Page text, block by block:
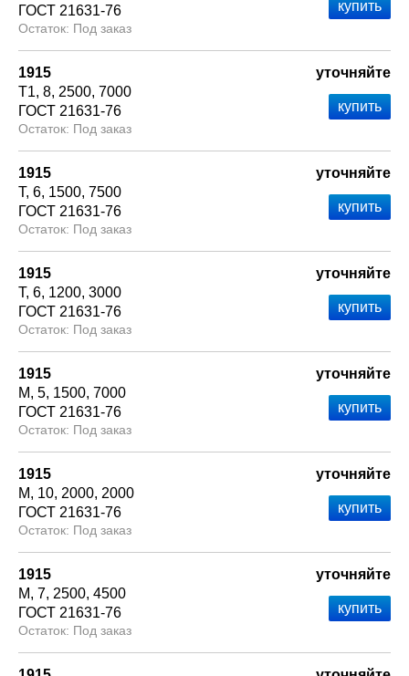
ГОСТ 21631-76
Под заказ
1915
Т1 8 2500 7000
ГОСТ 21631-76
Под заказ
уточняйте
1915
Т 6 1500 7500
ГОСТ 21631-76
Под заказ
уточняйте
1915
Т 6 1200 3000
ГОСТ 21631-76
Под заказ
уточняйте
1915
М 5 1500 7000
ГОСТ 21631-76
Под заказ
уточняйте
1915
М
10 2000 2000
ГОСТ 21631-76
Под заказ
уточняйте
1915
М 7 2500 4500
ГОСТ 21631-76
Под заказ
уточняйте